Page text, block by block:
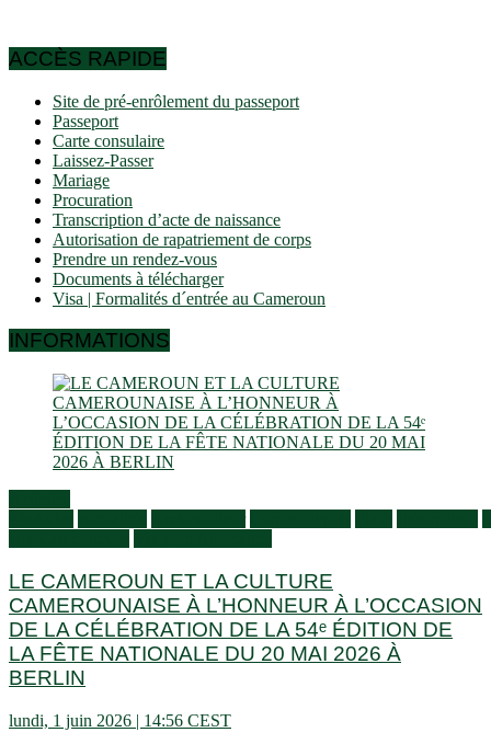
ACCÈS RAPIDE
Site de pré-enrôlement du passeport
Passeport
Carte consulaire
Laissez-Passer
Mariage
Procuration
Transcription d’acte de naissance
Autorisation de rapatriement de corps
Prendre un rendez-vous
Documents à télécharger
Visa | Formalités d´entrée au Cameroun
INFORMATIONS
LE CAMEROUN ET LA CULTURE
CAMEROUNAISE À L’HONNEUR À L’OCCASION
DE LA CÉLÉBRATION DE LA 54ᵉ ÉDITION DE
LA FÊTE NATIONALE DU 20 MAI 2026 À
BERLIN
lundi, 1 juin 2026 | 14:56 CEST